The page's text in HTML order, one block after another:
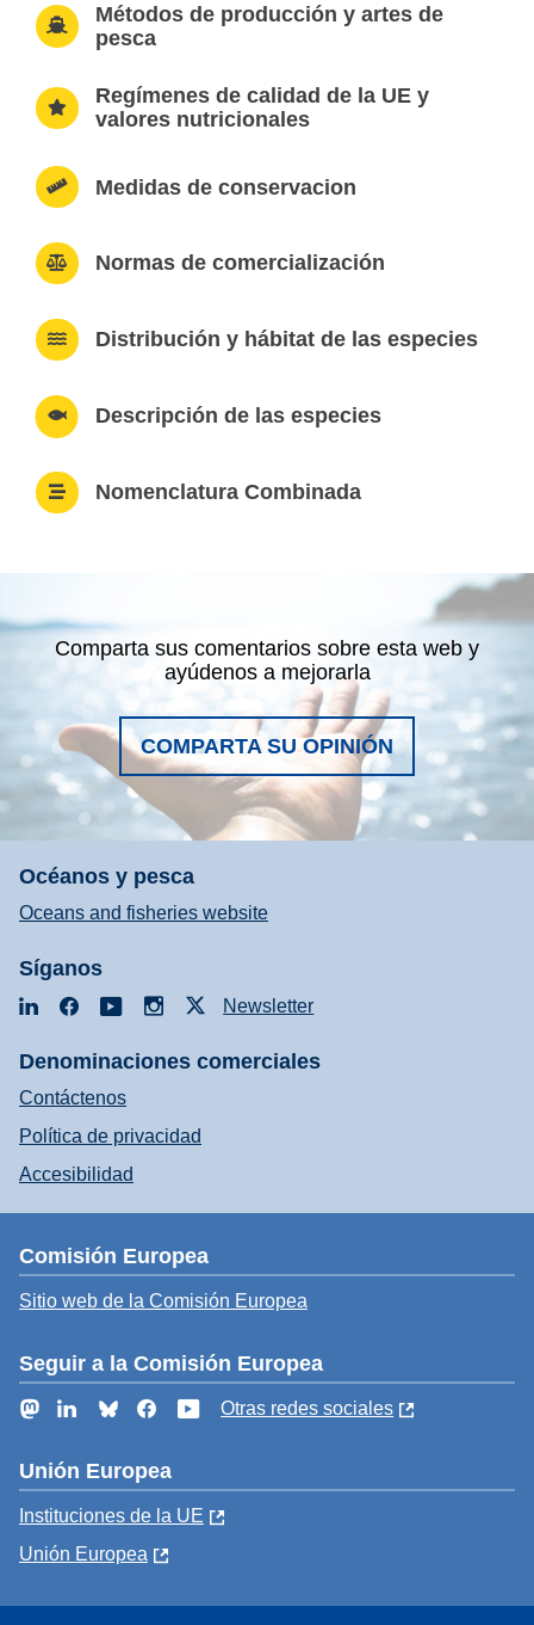
Métodos de producción y artes de
pesca
Regímenes de calidad de la UE y
valores nutricionales
Medidas de conservacion
Normas de comercialización
Distribución y hábitat de las especies
Descripción de las especies
Nomenclatura Combinada
Comparta sus comentarios sobre esta web y
ayúdenos a mejorarla
COMPARTA SU OPINIÓN
Océanos y pesca
Oceans and fisheries website
Síganos
LinkedInFacebookYouTubeInstagramNewsletter
Denominaciones comerciales
Contáctenos
Política de privacidad
Accesibilidad
Comisión Europea
Sitio web de la Comisión Europea
Seguir a la Comisión Europea
MastodonLinkedInBlueskyFacebookYouTube
Otras redes sociales
Unión Europea
Instituciones de la UE
Unión Europea